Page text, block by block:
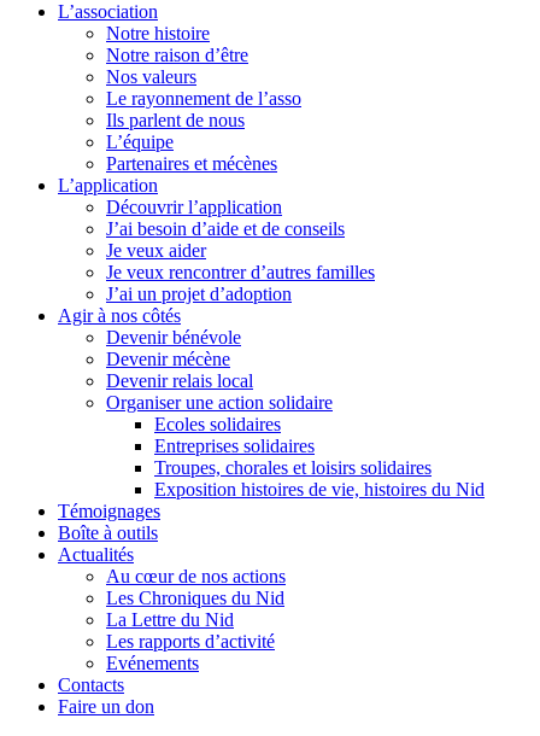
L’association
Notre histoire
Notre raison d’être
Nos valeurs
Le rayonnement de l’asso
Ils parlent de nous
L’équipe
Partenaires et mécènes
L’application
Découvrir l’application
J’ai besoin d’aide et de conseils
Je veux aider
Je veux rencontrer d’autres familles
J’ai un projet d’adoption
Agir à nos côtés
Devenir bénévole
Devenir mécène
Devenir relais local
Organiser une action solidaire
Ecoles solidaires
Entreprises solidaires
Troupes, chorales et loisirs solidaires
Exposition histoires de vie, histoires du Nid
Témoignages
Boîte à outils
Actualités
Au cœur de nos actions
Les Chroniques du Nid
La Lettre du Nid
Les rapports d’activité
Evénements
Contacts
Faire un don